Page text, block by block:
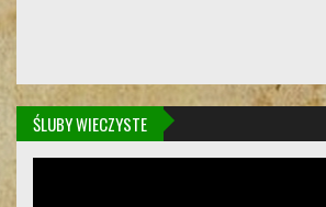
ŚLUBY WIECZYSTE